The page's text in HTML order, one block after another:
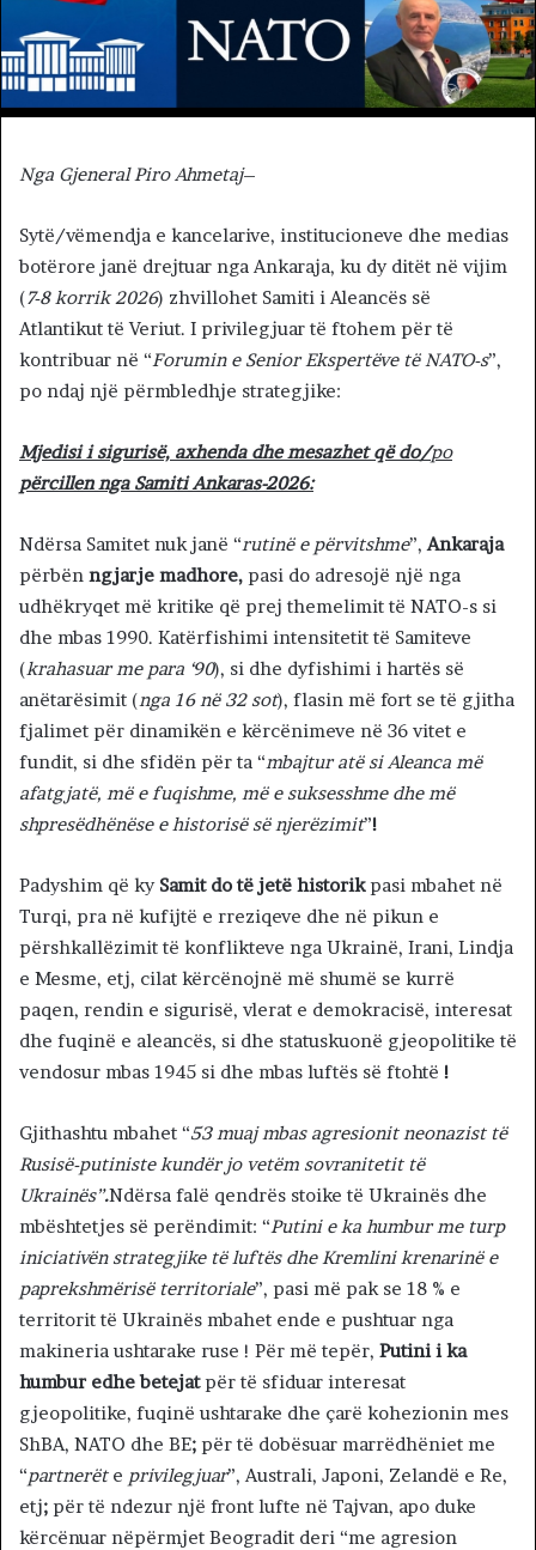
Nga Gjeneral Piro Ahmetaj–
Sytë/vëmendja e kancelarive, institucioneve dhe medias
botërore janë drejtuar nga Ankaraja, ku dy ditët në vijim
(7-8 korrik 2026) zhvillohet Samiti i Aleancës së
Atlantikut të Veriut. I privilegjuar të ftohem për të
kontribuar në “Forumin e Senior Ekspertëve të NATO-s”,
po ndaj një përmbledhje strategjike:
Mjedisi i sigurisë, axhenda dhe mesazhet që do/po
përcillen nga Samiti Ankaras-2026:
Ndërsa Samitet nuk janë “rutinë e përvitshme”,Ankaraja
përbën ngjarje madhore, pasi do adresojë një nga
udhëkryqet më kritike që prej themelimit të NATO-s si
dhe mbas 1990. Katërfishimi intensitetit të Samiteve
(krahasuar me para ‘90), si dhe dyfishimi i hartës së
anëtarësimit (nga 16 në 32 sot), flasin më fort se të gjitha
fjalimet për dinamikën e kërcënimeve në 36 vitet e
fundit, si dhe sfidën për ta “mbajtur atë si Aleanca më
afatgjatë, më e fuqishme, më e suksesshme dhe më
shpresëdhënëse e historisë së njerëzimit”!
Padyshim që ky Samit do të jetë historikpasi mbahet në
Turqi, pra në kufijtë e rreziqeve dhe në pikun e
përshkallëzimit të konflikteve nga Ukrainë, Irani, Lindja
e Mesme, etj, cilat kërcënojnë më shumë se kurrë
paqen, rendin e sigurisë, vlerat e demokracisë, interesat
dhe fuqinë e aleancës, si dhe statuskuonë gjeopolitike të
vendosur mbas 1945 si dhe mbas luftës së ftohtë !
Gjithashtu mbahet “53 muaj mbas agresionit neonazist të
Rusisë-putiniste kundër jo vetëm sovranitetit të
Ukrainës”.Ndërsa falë qendrës stoike të Ukrainës dhe
mbështetjes së perëndimit: “Putini e ka humbur me turp
iniciativën strategjike të luftës dhe Kremlini krenarinë e
paprekshmërisë territoriale”, pasi më pak se 18 % e
territorit të Ukrainës mbahet ende e pushtuar nga
makineria ushtarake ruse ! Për më tepër, Putini i ka
humbur edhe betejatpër të sfiduar interesat
gjeopolitike, fuqinë ushtarake dhe çarë kohezionin mes
ShBA, NATO dhe BE; për të dobësuar marrëdhëniet me
“partnerëte privilegjuar”, Australi, Japoni, Zelandë e Re,
etj; për të ndezur një front lufte në Tajvan, apo duke
kërcënuar nëpërmjet Beogradit deri “me agresion